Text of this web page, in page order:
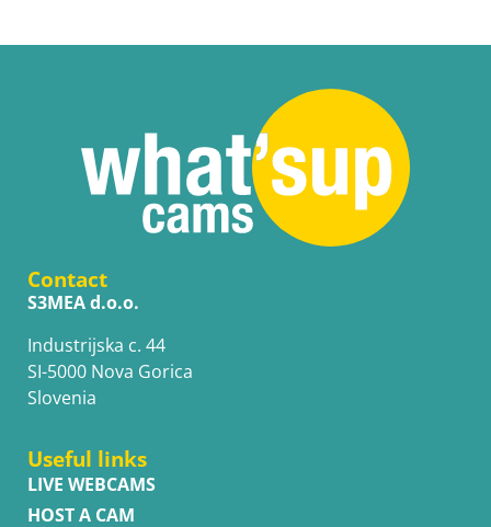
Contact
S3MEA d.o.o.
Industrijska c. 44
SI-5000 Nova Gorica
Slovenia
Useful links
LIVE WEBCAMS
HOST A CAM